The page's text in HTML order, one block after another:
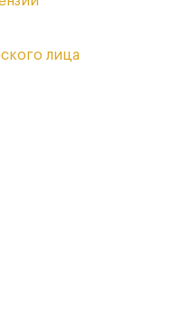
лица